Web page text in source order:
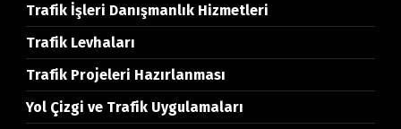
Trafik İşleri Danışmanlık Hizmetleri
Trafik Levhaları
Trafik Projeleri Hazırlanması
Yol Çizgi ve Trafik Uygulamaları